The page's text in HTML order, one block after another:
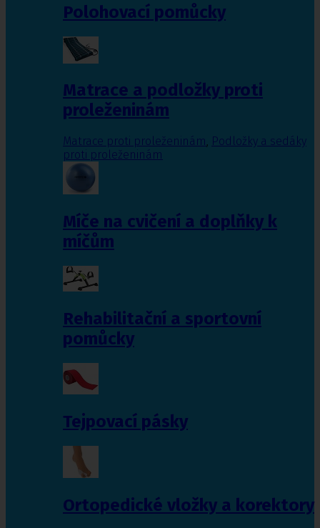
Polohovací pomůcky
Matrace a podložky proti
proleženinám
Matrace proti proleženinám, Podložky a sedáky
proti proleženinám
Míče na cvičení a doplňky k
míčům
Rehabilitační a sportovní
pomůcky
Tejpovací pásky
Ortopedické vložky a korektory